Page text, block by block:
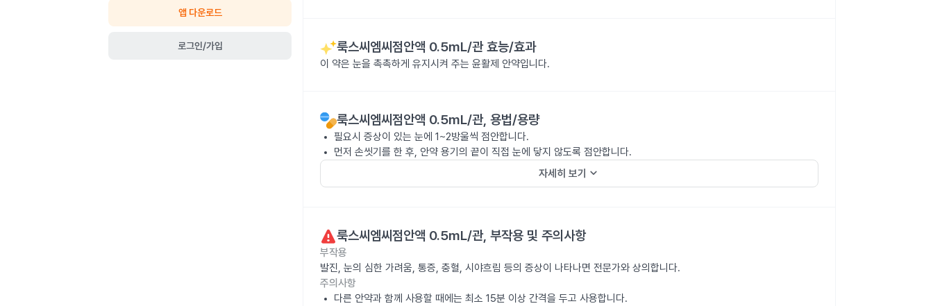
앱 다운로드
로그인/가입 룩스씨엠씨점안액 0.5mL/관효능/효과
이 약은 눈을 촉촉하게 유지시켜 주는 윤활제 안약입니다.
룩스씨엠씨점안액 0.5mL/관, 용법/용량
필요시 증상이 있는 눈에 1~2방울씩 점안합니다.
먼저 손씻기를 한 후, 안약 용기의 끝이 직접 눈에 닿지 않도록 점안합니다.
자세히 보기 keyboard_arrow_down
룩스씨엠씨점안액 0.5mL/관, 부작용 및 주의사항
부작용
발진, 눈의 심한 가려움, 통증, 충혈, 시야흐림 등의 증상이 나타나면 전문가와 상의합니다.
주의사항
다른 안약과 함께 사용할 때에는 최소 15분 이상 간격을 두고 사용합니다.